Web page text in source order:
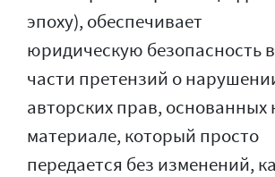
эпоху), обеспечивает
юридическую безопасность в
части претензий о
авторских прав, основанных
материале, который просто
передается без изменений,